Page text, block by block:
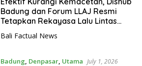
Badung dan Forum LLAJ Resmi
Tetapkan Rekayasa Lalu Lintas
Bali Factual News
Badung Denpasar, Utama July 1, 2026